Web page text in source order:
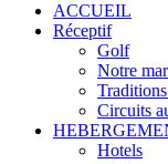
ACCUEIL
Réceptif
Golf
Notre
Circuits
Hotels